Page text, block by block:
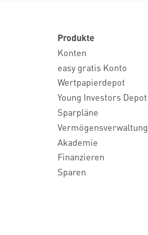
Produkte
Konten
easy gratis Konto
Wertpapierdepot
Young Investors Depot
Sparpläne
Vermögensverwaltung
Akademie
Finanzieren
Sparen